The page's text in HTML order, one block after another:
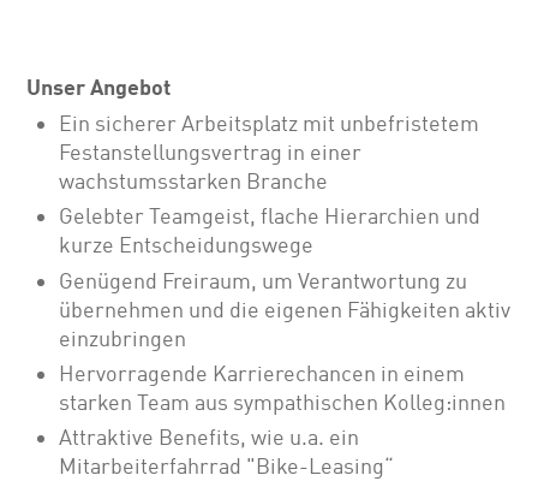
Unser Angebot
Ein sicherer Arbeitsplatz mit unbefristetem
Festanstellungsvertrag in einer
wachstumsstarken Branche
Gelebter Teamgeist, flache Hierarchien und
kurze Entscheidungswege
Genügend Freiraum, um Verantwortung zu
übernehmen und die eigenen Fähigkeiten aktiv
einzubringen
Hervorragende Karrierechancen in einem
starken Team aus sympathischen Kolleg:innen
Attraktive Benefits, wie u.a. ein
Mitarbeiterfahrrad "Bike-Leasing“